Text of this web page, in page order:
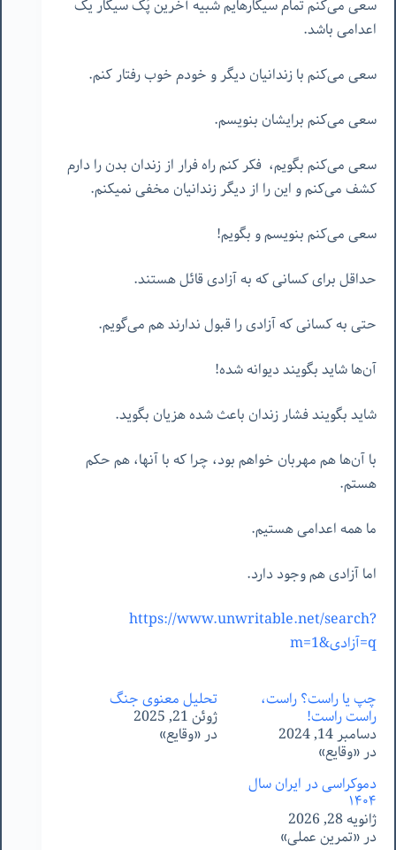
سعی می‌کنم تمام سیگارهایم شبیه آخرین پُک سیگار یک
اعدامی باشد.
سعی می‌کنم با زندانیان دیگر و خودم خوب رفتار کنم.
سعی می‌کنم برایشان بنویسم.
سعی می‌کنم بگویم، فکر کنم راه فرار از زندان بدن را دارم
کشف می‌کنم و این را از دیگر زندانیان مخفی نمیکنم.
سعی می‌کنم بنویسم و بگویم!
حداقل برای کسانی که به آزادی قائل هستند.
حتی به کسانی که آزادی را قبول ندارند هم می‌گویم.
آن‌ها شاید بگویند دیوانه شده!
شاید بگویند فشار زندان باعث شده هزیان بگوید.
با آن‌ها هم مهربان خواهم بود، چرا که با آنها، هم حکم
هستم.
ما همه اعدامی هستیم.
اما آزادی هم وجود دارد.
https://www.unwritable.net/search?
q=آزادی&m=1
چپ یا راست؟ راست،
راست راست!
دسامبر 14, 2024
در «وقایع»
تحلیل معنوی جنگ
ژوئن 21, 2025
در «وقایع»
دموکراسی در ایران سال
۱۴۰۴
ژانویه 28, 2026
در «تمرین عملی»